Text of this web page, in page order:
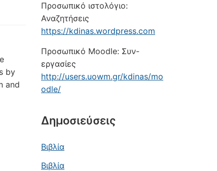
by
and
Προσωπικό ιστολόγιο:
Αναζητήσεις
https://kdinas.wordpress.com
Προσωπικό Moodle: Συν-
εργασίες
http://users.uowm.gr/kdinas/mo
odle/
Δημοσιεύσεις
Βιβλία
Βιβλία